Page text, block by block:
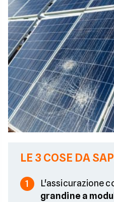
LE 3 COSE DA
1 L'assicurazione
grandine a